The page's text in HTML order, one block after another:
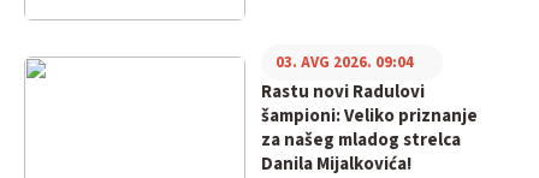
Rastu novi Radulovi
šampioni: Veliko priznanje
za našeg mladog strelca
Danila Mijalkovića!
03. AVG 2026. 09:04